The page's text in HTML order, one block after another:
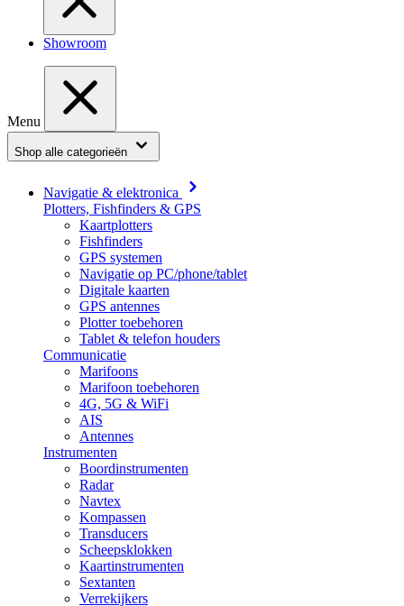
Showroom
Menu
Shop alle categorieën
Navigatie & elektronica
Plotters, Fishfinders & GPS
Kaartplotters
Fishfinders
GPS systemen
Navigatie op PC/phone/tablet
Digitale kaarten
GPS antennes
Plotter toebehoren
Tablet & telefon houders
Communicatie
Marifoons
Marifoon toebehoren
4G, 5G & WiFi
AIS
Antennes
Instrumenten
Boordinstrumenten
Radar
Navtex
Kompassen
Transducers
Scheepsklokken
Kaartinstrumenten
Sextanten
Verrekijkers